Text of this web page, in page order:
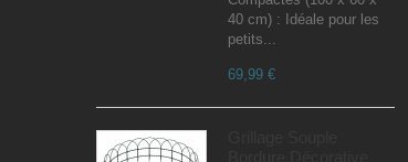
40 cm) : Idéale pour les
petits...
69,99 €